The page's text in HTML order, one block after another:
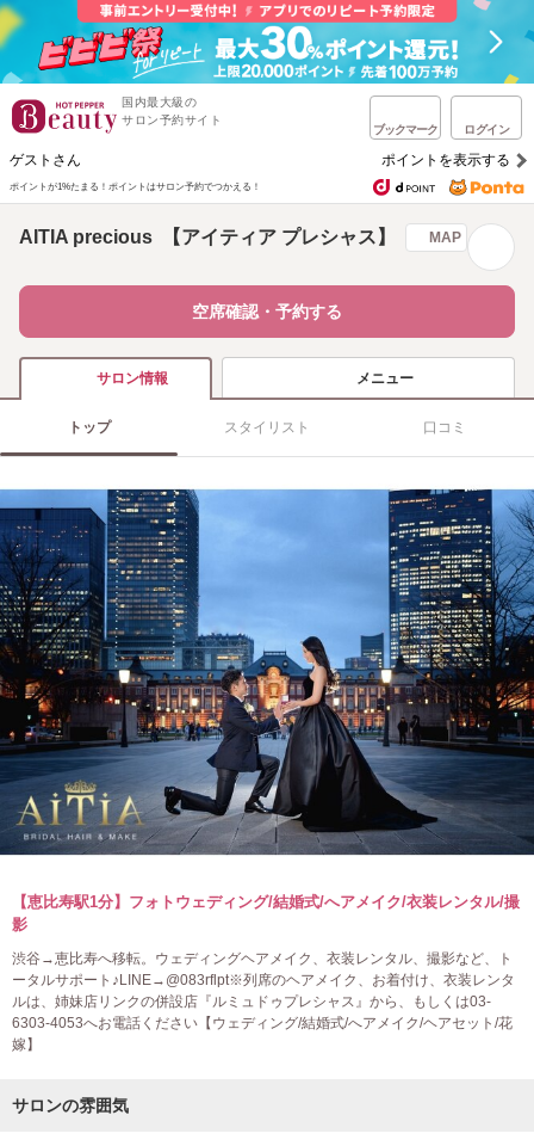
国内最大級の
サロン予約サイト
ブックマーク ログイン
ゲストさん ポイントを表示する
ポイントが1%たまる！ ポイントはサロン予約でつかえる！
AITIA precious 【アイティア プレシャス】 MAP
空席確認・予約する
サロン情報 メニュー
トップ スタイリスト 口コミ
【恵比寿駅1分】フォトウェディング/結婚式/へアメイク/衣装レンタル/撮
影
渋谷→恵比寿へ移転。ウェディングヘアメイク、衣装レンタル、撮影など、ト
ータルサポート♪LINE→@083rflpt※列席のヘアメイク、お着付け、衣装レンタ
ルは、姉妹店リンクの併設店『ルミュドゥプレシャス』から、もしくは03-
6303-4053へお電話ください【ウェディング/結婚式/へアメイク/ヘアセット/花
嫁】
サロンの雰囲気